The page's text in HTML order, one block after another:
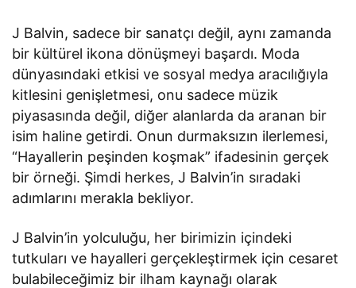
J Balvin, sadece bir sanatçı değil, aynı zamanda
bir kültürel ikona dönüşmeyi başardı. Moda
dünyasındaki etkisi ve sosyal medya aracılığıyla
kitlesini genişletmesi, onu sadece müzik
piyasasında değil, diğer alanlarda da aranan bir
isim haline getirdi. Onun durmaksızın ilerlemesi,
“Hayallerin peşinden koşmak” ifadesinin gerçek
bir örneği. Şimdi herkes, J Balvin’in sıradaki
adımlarını merakla bekliyor.
J Balvin’in yolculuğu, her birimizin içindeki
tutkuları ve hayalleri gerçekleştirmek için cesaret
bulabileceğimiz bir ilham kaynağı olarak